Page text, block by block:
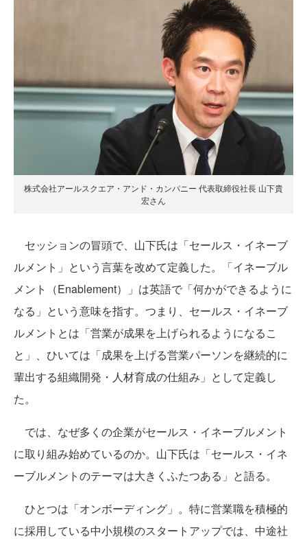
株式会社アールスクエア・アンド・カンパニー 代表取締役社長 山下貴
宏さん
セッションの冒頭で、山下氏は「セールス・イネーブ
ルメント」という言葉を改めて定義した。「イネーブル
メント（Enablement）」は英語で「何かができるように
なる」という意味を指す。つまり、セールス・イネーブ
ルメントとは「営業が成果を上げられるようになるこ
と」、ひいては「成果を上げる営業パーソンを継続的に
輩出する組織開発・人材育成の仕組み」として定義し
た。
では、なぜ多くの企業がセールス・イネーブルメント
に取り組み始めているのか。山下氏は「セールス・イネ
ーブルメントのテーマは大きくふたつある」と語る。
ひとつは「オンボーディング」。特に営業職を積極的
に採用している中小規模のスタートアップでは、中途社